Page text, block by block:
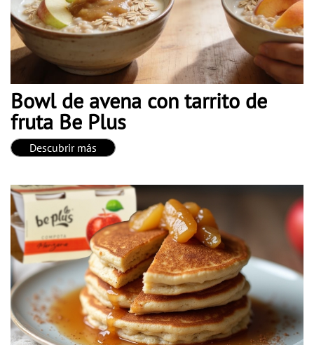
Bowl de avena con tarrito de
fruta Be Plus
Descubrir más